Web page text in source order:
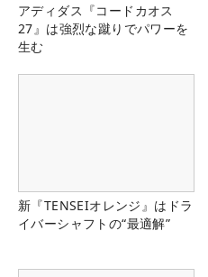
アディダス『コードカオス
27』は強烈な蹴りでパワーを
生む
新『TENSEIオレンジ』はドラ
イバーシャフトの“最適解”